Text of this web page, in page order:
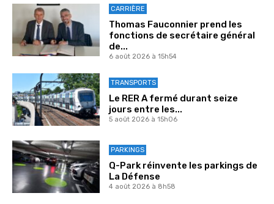
CARRIÈRE
Thomas Fauconnier prend les
fonctions de secrétaire général
de...
6 août 2026 à 15h54
TRANSPORTS
Le RER A fermé durant seize
jours entre les...
5 août 2026 à 15h06
PARKINGS
Q-Park réinvente les parkings de
La Défense
4 août 2026 à 8h58